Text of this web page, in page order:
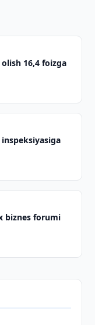
16,4 foizga
biznes forumi